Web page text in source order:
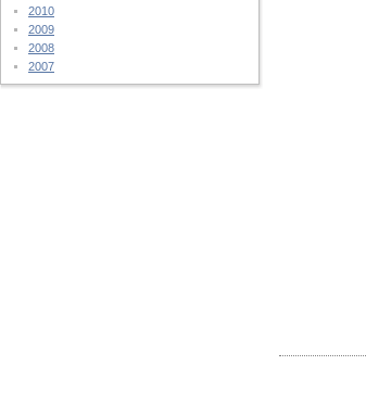
2010
2009
2008
2007